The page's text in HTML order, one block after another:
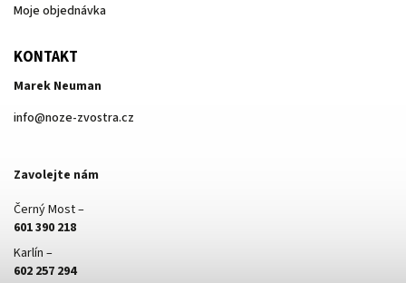
Moje objednávka
KONTAKT
Marek Neuman
info@noze-zvostra.cz
Zavolejte nám
Černý Most –
601 390 218
Karlín –
602 257 294